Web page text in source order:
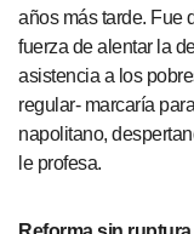
años más tarde. Fue
fuerza de alentar la
asistencia a los
regular- marcaría
napolitano,
le profesa.